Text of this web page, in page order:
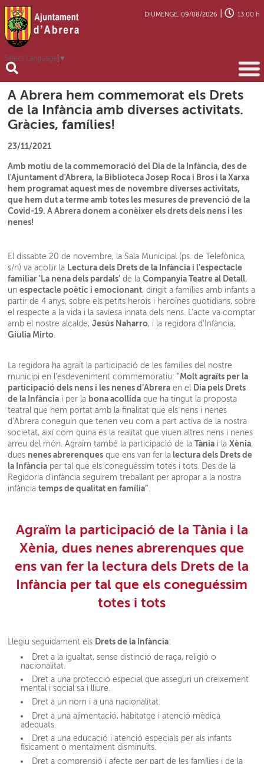
Select Language ▼
DIUMENGE, 09/08/2026 13:00 h
A Abrera hem commemorat els Drets
de la Infància amb diverses activitats.
Gràcies, famílies!
23/11/2021
Amb motiu de la commemoració del Dia de la Infància, des de
l'Ajuntament d'Abrera, la Biblioteca Josep Roca i Bros i la Xarxa
hem programat aquest mes de novembre diverses activitats,
que hem dut a terme amb totes les mesures de prevenció de la
Covid-19. A Abrera donem a conèixer els drets dels nens i les
nenes!
El dissabte 20 de novembre, la Sala Municipal (ps. de Telefònica,
s/n) va acollir la Lectura dels Drets de la Infància i l'espectacle
familiar 'La nena dels pardals' de laCompanyia Teatre al Detall,
unespectacle poètic i emocionant, dirigit a famílies amb infants a
partir de 4 anys, sobre els petits herois i heroïnes quotidians, sobre
el respecte a la vida i la saviesa innata dels nens. L'acte va comptar
amb el nostre alcalde,Jesús Naharro, i la regidora d'Infància,
Giulia Mirto.
La regidora ha agraït la participació de les famílies del nostre
municipi en l'esdeveniment commemoratiu: “Molt agraïts per la
participació dels nens i les nenes d’Abrera en el Dia pels Drets
de la Infància i per la bona acollida que ha tingut la proposta
teatral que hem portat amb la finalitat que els nens i nenes
d’Abrera coneguin que tenen veu com a part activa de la nostra
societat, així com quina és la realitat que viuen altres nens i nenes
arreu del món. Agraïm també la participació de laTània i laXènia,
dues nenes abrerenques que ens van fer la lectura dels Drets de
la Infància per tal que els coneguéssim totes i tots. Des de la
Regidoria d’infància seguirem treballant per apropar a la nostra
infànciatemps de qualitat en família”.
Agraïm la participació de la Tània i la
Xènia, dues nenes abrerenques que
ens van fer la lectura dels Drets de la
Infància per tal que els coneguéssim
totes i tots
Llegiu seguidament els Drets de la Infància:
Dret a la igualtat, sense distinció de raça, religió o
nacionalitat.
Dret a una protecció especial que asseguri un creixement
mental i social sa i lliure.
Dret a un nom i a una nacionalitat.
Dret a una alimentació, habitatge i atenció mèdica
adequats.
Dret a una educació i atenció especials per als infants
físicament o mentalment disminuïts.
Dret a comprensió i afecte per part de les famílies i de la